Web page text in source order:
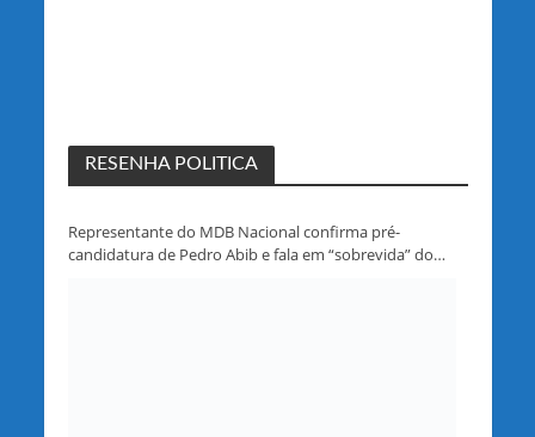
RESENHA POLITICA
Representante do MDB Nacional confirma pré-
candidatura de Pedro Abib e fala em “sobrevida” do